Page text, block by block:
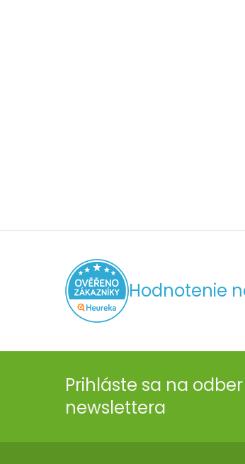
Hodnotenie
Prihláste sa na odber
newslettera